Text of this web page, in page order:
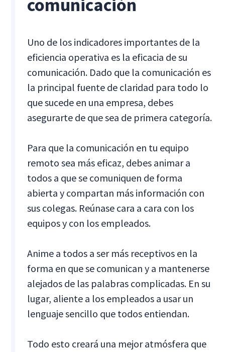
comunicación
Uno de los indicadores importantes de la
eficiencia operativa es la eficacia de su
comunicación. Dado que la comunicación es
la principal fuente de claridad para todo lo
que sucede en una empresa, debes
asegurarte de que sea de primera categoría.
Para que la comunicación en tu equipo
remoto sea más eficaz, debes animar a
todos a que se comuniquen de forma
abierta y compartan más información con
sus colegas. Reúnase cara a cara con los
equipos y con los empleados.
Anime a todos a ser más receptivos en la
forma en que se comunican y a mantenerse
alejados de las palabras complicadas. En su
lugar, aliente a los empleados a usar un
lenguaje sencillo que todos entiendan.
Todo esto creará una mejor atmósfera que